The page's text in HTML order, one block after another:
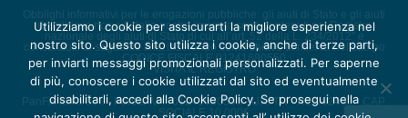
Obblighi informativi per le erogazioni pubbliche: gli aiuti di Stato e gli aiuti
de minimis ricevuti dalla nostra impresa sono contenuti nel Registro
nazionale degli aiuti di Stato di cui all’art. 52 della L. 234/2012” e
consultabili al seguente link, inserendo come chiave di ricerca nel campo
CODICE FISCALE 01241680550
VISITA IL REGISTRO
PanFix Italia s.r.l. - Partita IVA : 01241680550 - URI TR - REA 82450 - CAP.
SOCIALE 10.000€
Utilizziamo i cookie per assicurarti la migliore esperienza nel
nostro sito. Questo sito utilizza i cookie, anche di terze parti,
per inviarti messaggi promozionali personalizzati. Per saperne
di più, conoscere i cookie utilizzati dal sito ed eventualmente
disabilitarli, accedi alla Cookie Policy. Se prosegui nella